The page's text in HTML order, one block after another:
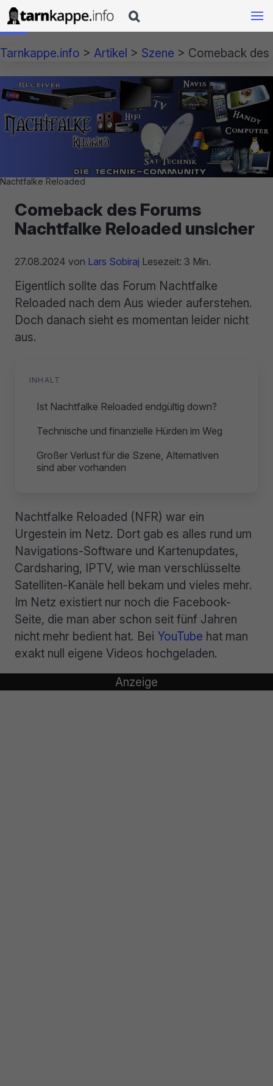

Tarnkappe.info > Artikel > Szene > Comeback des
Nachtfalke Reloaded
Comeback des Forums
Nachtfalke Reloaded unsicher
27.08.2024 von Lars Sobiraj Lesezeit: 3 Min.
Eigentlich sollte das Forum Nachtfalke
Reloaded nach dem Aus wieder auferstehen.
Doch danach sieht es momentan leider nicht
aus.
INHALT
Ist Nachtfalke Reloaded endgültig down?
Technische und finanzielle Hürden im Weg
Großer Verlust für die Szene, Alternativen
sind aber vorhanden
Nachtfalke Reloaded (NFR) war ein
Urgestein im Netz. Dort gab es alles rund um
Navigations-Software und Kartenupdates,
Cardsharing, IPTV, wie man verschlüsselte
Satelliten-Kanäle hell bekam und vieles mehr.
Im Netz existiert nur noch die Facebook-
Seite, die man aber schon seit fünf Jahren
nicht mehr bedient hat. Bei YouTube hat man
exakt null eigene Videos hochgeladen.